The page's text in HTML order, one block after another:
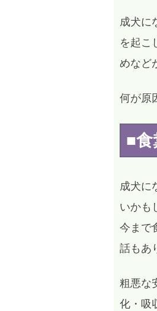
成犬に
を起こ
めなど
何が原
■食
成犬に
いかも
今まで
話もあ
粗悪な
化・吸